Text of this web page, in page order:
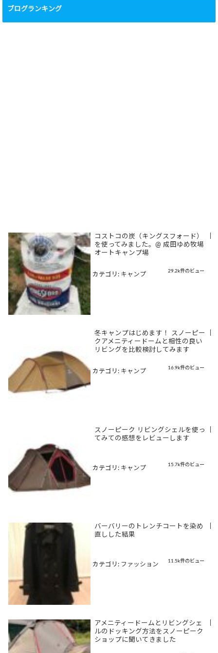
ブログランキング
コストコの炭（キングスフォード）
を使ってみました。@ 成田ゆめ牧場
オートキャンプ場
29.2k件のビュー
カテゴリ: キャンプ
冬キャンプはじめます！ スノーピー
クアメニティードームと相性の良い
リビングを比較検討してみます
16.9k件のビュー
カテゴリ: キャンプ
スノーピーク リビングシェルを使っ
てみての感想をレビューします
15.7k件のビュー
カテゴリ: キャンプ
バーバリーのトレンチコートを染め
直しした結果
11.5k件のビュー
カテゴリ: ファッション
アメニティードームとリビングシェ
ルのドッキング方法をスノーピーク
ショップに聞いてきました